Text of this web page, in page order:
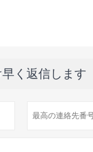
く返信します